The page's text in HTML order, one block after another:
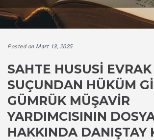
Posted on Mart 13, 2025
SAHTE HUSUSI
SUÇUNDAN HÜKÜM
GÜMRÜK MÜŞAVIR
YARDIMCISININ
HAKKINDA DANIŞTAY